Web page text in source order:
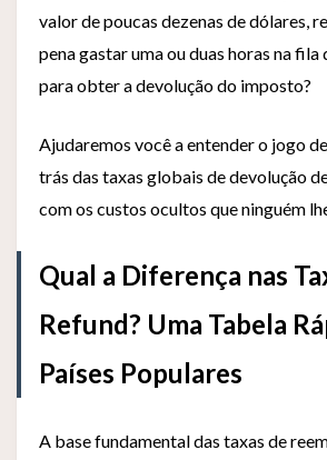
valor de poucas dezenas de dólares,
pena gastar uma ou duas horas na
para obter a devolução do imposto?
Ajudaremos você a entender o jogo
trás das taxas globais de devolução
com os custos ocultos que ninguém
Qual a Diferença nas
Refund? Uma Tabela
Países Populares
A base fundamental das taxas de